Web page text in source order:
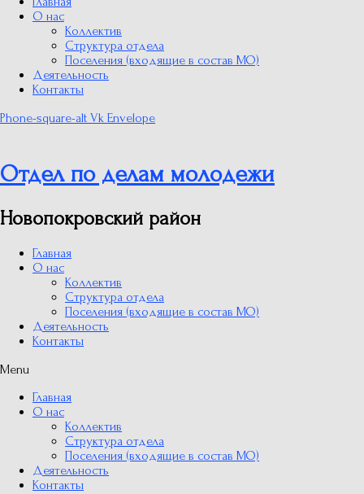
О нас
Коллектив
Структура отдела
Поселения (входящие в состав МО)
Деятельность
Контакты
Phone-square-alt Vk Envelope
Отдел по делам молодежи
Новопокровский район
Главная
О нас
Коллектив
Структура отдела
Поселения (входящие в состав МО)
Деятельность
Контакты
Menu
Главная
О нас
Коллектив
Структура отдела
Поселения (входящие в состав МО)
Деятельность
Контакты